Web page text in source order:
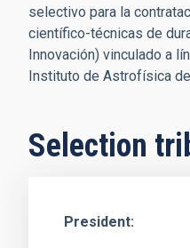
selectivo para la
científico-técnicas de
Innovación) vinculado a
Instituto de Astrofísica
Selection
President